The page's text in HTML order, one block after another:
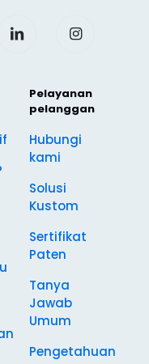
Pelayanan
pelanggan
Hubungi
kami
Solusi
Kustom
Sertifikat
Paten
Tanya
Jawab
Umum
Pengetahuan